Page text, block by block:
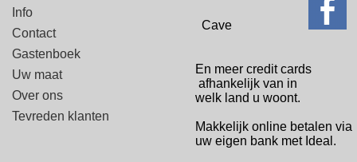
Info
Contact
Gastenboek
Uw maat
Over ons
Tevreden klanten
Cave
En meer credit cards
afhankelijk van in
welk land u woont.
Makkelijk online betalen via
uw eigen bank met Ideal.